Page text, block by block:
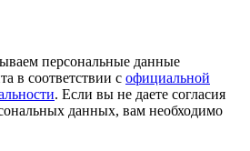
персональные данные
в соответствии с официальной
. Если вы не даете согласия
данных, вам необходимо